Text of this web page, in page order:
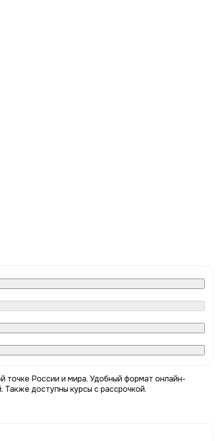
точке России и мира. Удобный формат онлайн-
Также доступны курсы с рассрочкой.